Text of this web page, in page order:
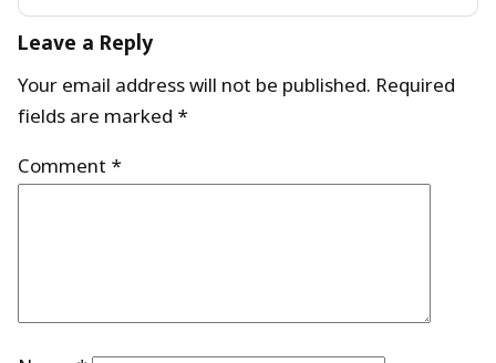
Leave a Reply
Your email address will not be published. Required
fields are marked *
Comment *